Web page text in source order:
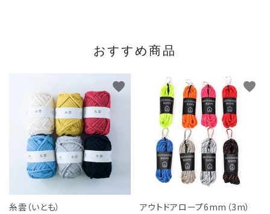
おすすめ商品
糸雲（いとも）
favorite
アウトドアロープ6mm（3m）
favorite